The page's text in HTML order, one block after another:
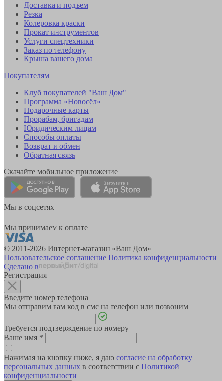
Доставка и подъем
Резка
Колеровка краски
Прокат инструментов
Услуги спецтехники
Заказ по телефону
Крыша вашего дома
Покупателям
Клуб покупателей "Ваш Дом"
Программа «Новосёл»
Подарочные карты
Прорабам, бригадам
Юридическим лицам
Способы оплаты
Возврат и обмен
Обратная связь
Скачайте мобильное приложение
Мы в соцсетях
Мы принимаем к оплате
© 2011-2026 Интернет-магазин «Ваш Дом»
Пользовательское соглашение Политика конфиденциальности
Сделано в
Регистрация
Введите номер телефона
Мы отправим вам код в смс на телефон или позвоним
Требуется подтверждение по номеру
Ваше имя *
Нажимая на кнопку ниже, я даю согласие на обработку
персональных данных в соответствии с Политикой
конфиденциальности